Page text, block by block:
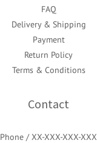
FAQ
Delivery & Shipping
Payment
Return Policy
Terms & Conditions
Contact
Phone / XX-XXX-XXX-XXX